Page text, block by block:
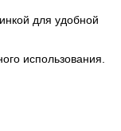
для удобной
использования.